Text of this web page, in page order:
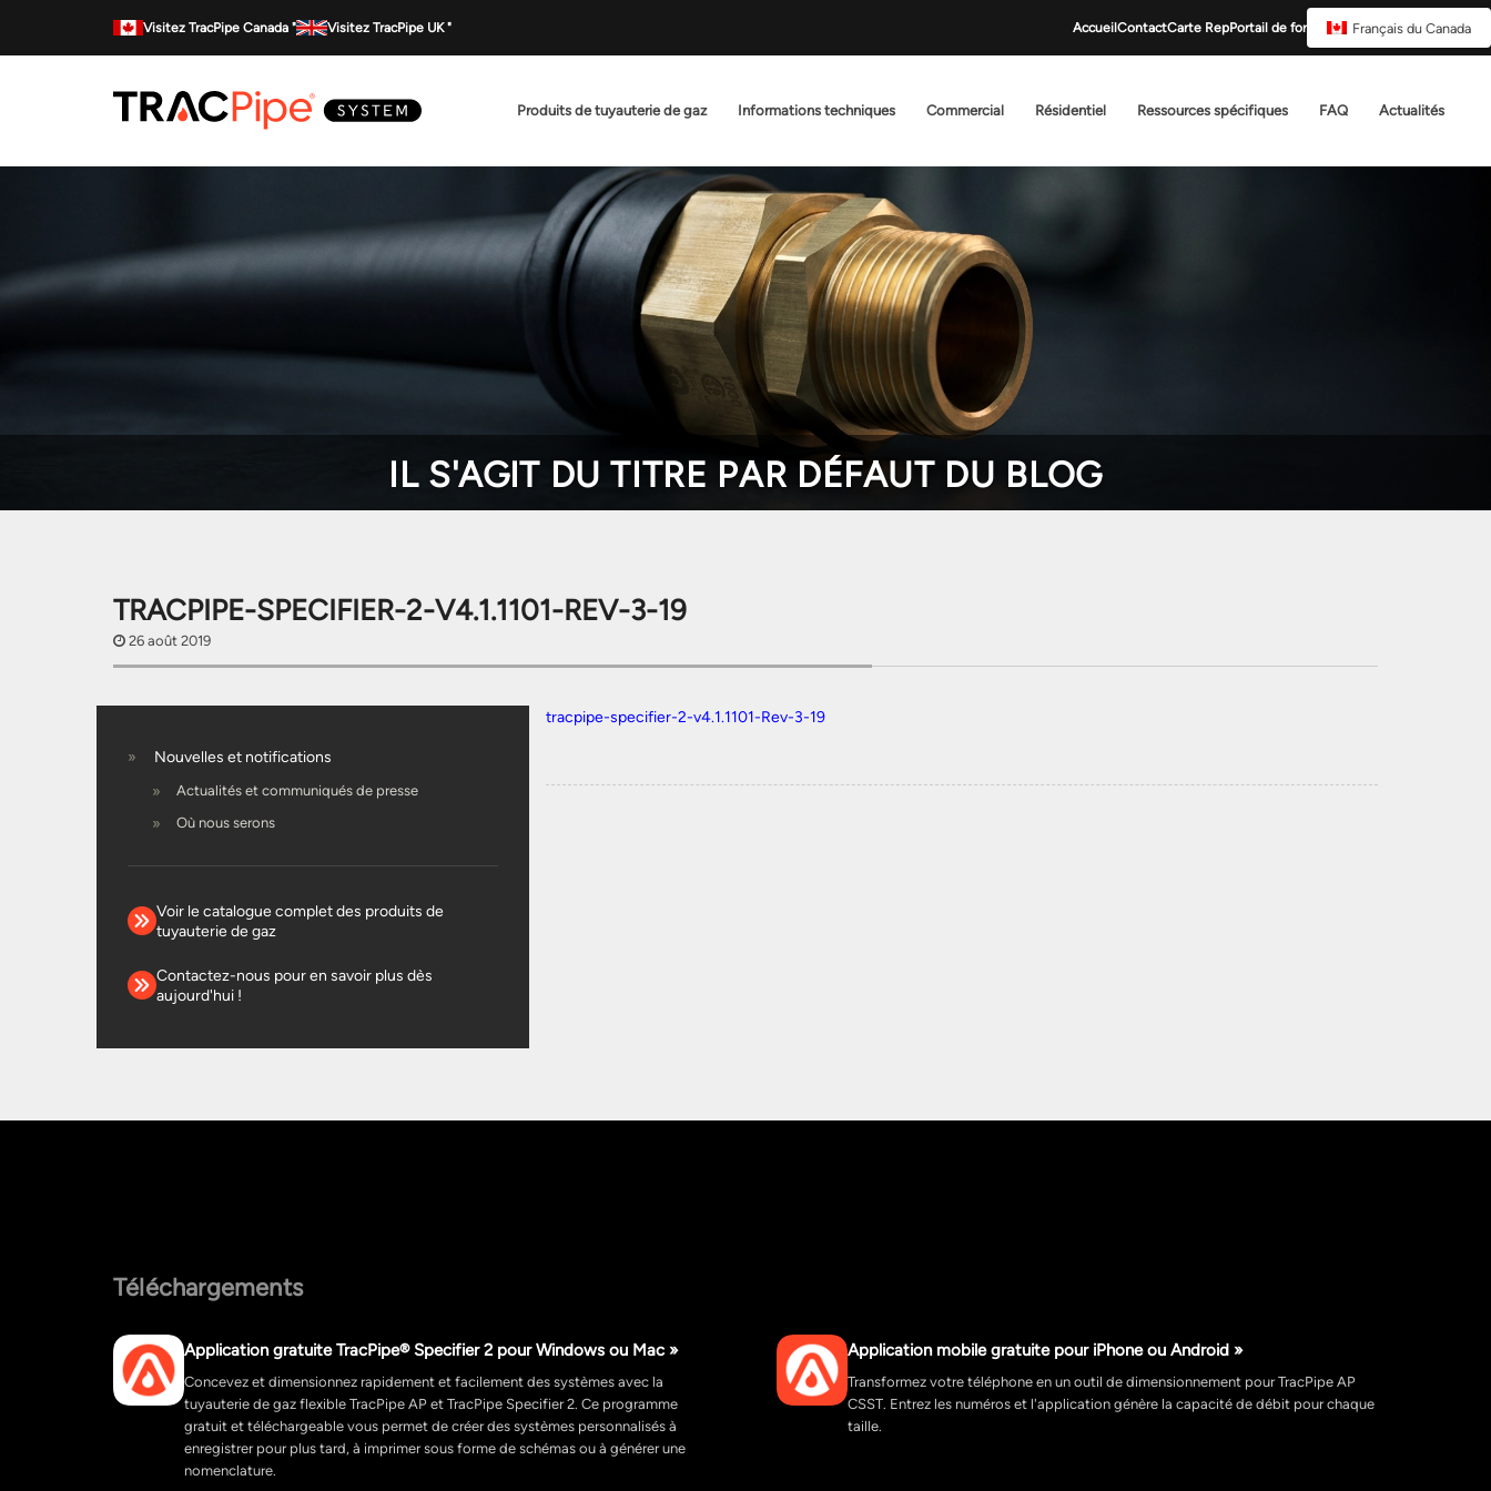
Visitez TracPipe Canada " Visitez TracPipe UK " Accueil ContactCarte RepPortail de formation
Produits de tuyauterie de gaz Informations techniques Commercial Résidentiel Ressources spécifiques FAQ Actualités
IL S'AGIT DU TITRE PAR DÉFAUT DU BLOG
TRACPIPE-SPECIFIER-2-V4.1.1101-REV-3-19
26 août 2019
Nouvelles et notifications
Actualités et communiqués de presse
Où nous serons
Voir le catalogue complet des produits de
tuyauterie de gaz
Contactez-nous pour en savoir plus dès
aujourd'hui !
tracpipe-specifier-2-v4.1.1101-Rev-3-19
Téléchargements
Application gratuite TracPipe® Specifier 2 pour Windows ou Mac »
Concevez et dimensionnez rapidement et facilement des systèmes avec la
tuyauterie de gaz flexible TracPipe AP et TracPipe Specifier 2. Ce programme
gratuit et téléchargeable vous permet de créer des systèmes personnalisés à
enregistrer pour plus tard, à imprimer sous forme de schémas ou à générer une
nomenclature.
Application mobile gratuite pour iPhone ou Android »
Transformez votre téléphone en un outil de dimensionnement pour TracPipe AP
CSST. Entrez les numéros et l'application génère la capacité de débit pour chaque
taille.
Français du Canada